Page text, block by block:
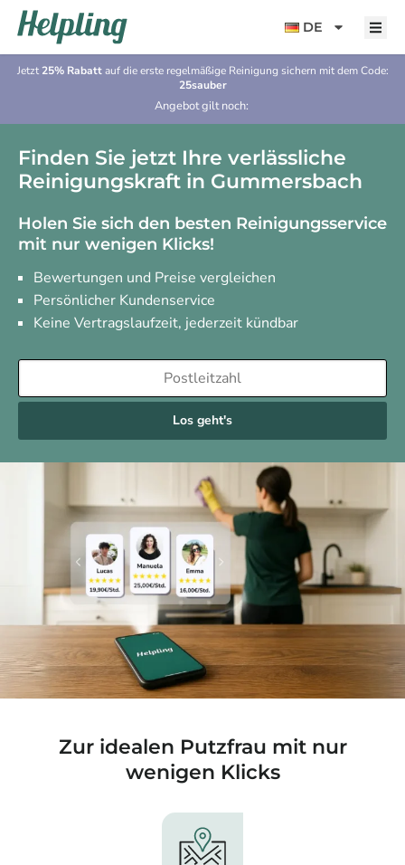
springen
DE
Jetzt 25% Rabattauf die erste regelmäßige Reinigung sichern mit dem Code:
25sauber
Angebot gilt noch:
Finden Sie jetzt Ihre verlässliche
Reinigungskraft in Gummersbach
Holen Sie sich den besten Reinigungsservice
mit nur wenigen Klicks!
Bewertungen und Preise vergleichen
Persönlicher Kundenservice
Keine Vertragslaufzeit, jederzeit kündbar
Los geht's
Zur idealen Putzfrau mit nur
wenigen Klicks